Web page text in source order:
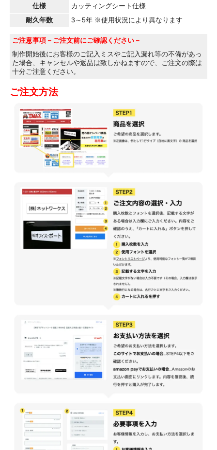
仕様
カッティングシート仕様
耐久年数
3～5年 ※使用状況により異なります
ご注意事項 －ご注文前にご確認ください－
制作開始後にお客様のご記入ミスやご記入漏れ等の不備があっ
た場合、キャンセルや返品は致しかねますので、ご注文の際は
十分ご注意ください。
ご注文方法